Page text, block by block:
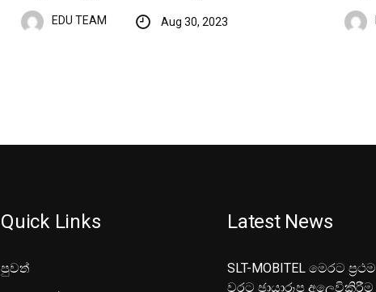
EDU TEAM Aug 30, 2023
Quick Links
පුවත්
Latest News
SLT-MOBITEL මෙරට ප්‍රථම
වරට ඡායාරූප අලෙවිකිරීම